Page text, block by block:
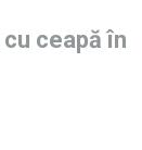
ceapă în